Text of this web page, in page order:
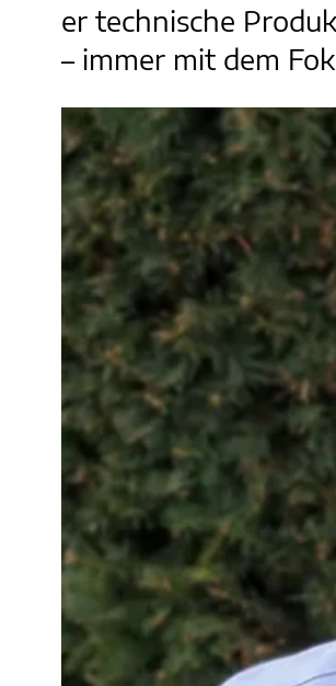
er technische
– immer mit dem